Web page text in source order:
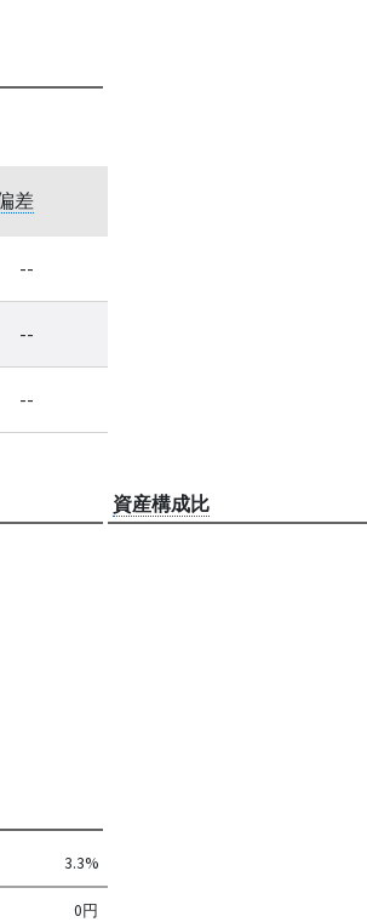
差
--
--
--
資産構成比
3.3%
0円